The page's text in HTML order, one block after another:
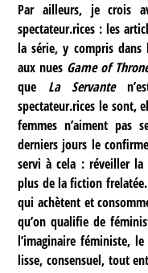
Par ailleurs, je crois
spectateur.rices : les
la série, y compris
aux nues Game of
que La Servante
spectateur.rices le sont,
femmes n’aiment pas
derniers jours le
servi à cela : réveiller
plus de la fiction
qui achètent et
qu’on qualifie de
l’imaginaire féministe,
lisse, consensuel, tout